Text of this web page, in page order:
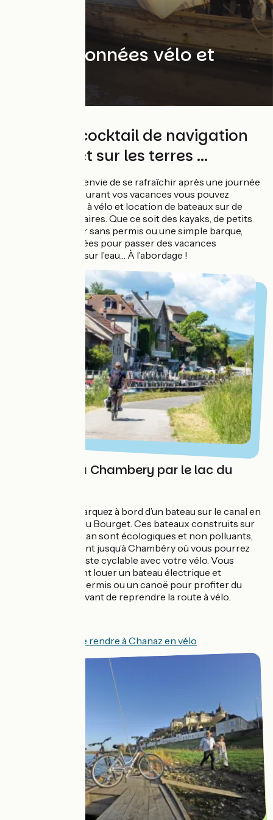
Les randonnées vélo et
Un subtil cocktail de navigation
sur l'eau et sur les terres ...
Qui n’a jamais eu envie de se rafraîchir après une journée
passée à vélo ? Durant vos vacances vous pouvez
conjuguer plaisir à vélo et location de bateaux sur de
nombreux itinéraires. Que ce soit des kayaks, de petits
bateaux à moteur sans permis ou une simple barque,
voici quelques idées pour passer des vacances
rafraichissantes sur l’eau… À l’abordage !
De Chanaz à Chambery par le lac du
De Chanaz, embarquez à bord d’un bateau sur le canal en
direction du lac du Bourget. Ces bateaux construits sur
les modèles d’antan sont écologiques et non polluants,
ils vous amèneront jusqu’à Chambéry où vous pourrez
récupérer une piste cyclable avec votre vélo. Vous
pouvez également louer un bateau électrique et
silencieux sans permis ou un canoë pour profiter du
canal en famille avant de reprendre la route à vélo.
Voir comment se rendre à Chanaz en vélo